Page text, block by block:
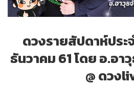
ดวงรายสัปดาห์ประ
ธันวาคม 61 โดย อ.อา
@ ดวง